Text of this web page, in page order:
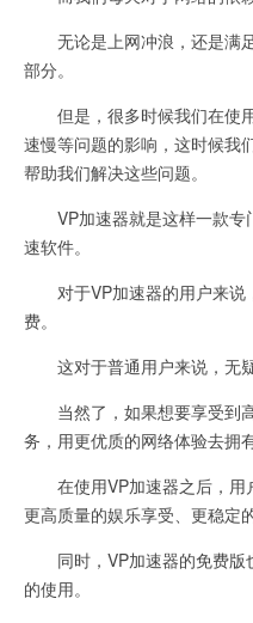
无论是上网冲浪，还是满
部分。
但是，很多时候我们在使
速慢等问题的影响，这时候我
帮助我们解决这些问题。
VP加速器就是这样一款专
速软件。
对于VP加速器的用户来说
费。
这对于普通用户来说，无疑
当然了，如果想要享受到
务，用更优质的网络体验去拥
在使用VP加速器之后，用
更高质量的娱乐享受、更稳定
同时，VP加速器的免费版
的使用。